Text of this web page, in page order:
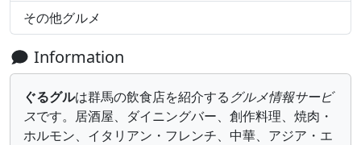
その他グルメ
Information
ぐるグルは群馬の飲食店を紹介する グルメ情報サービ
スです。居酒屋、ダイニングバー、創作料理、焼肉・
ホルモン、イタリアン・フレンチ、中華、アジア・エ